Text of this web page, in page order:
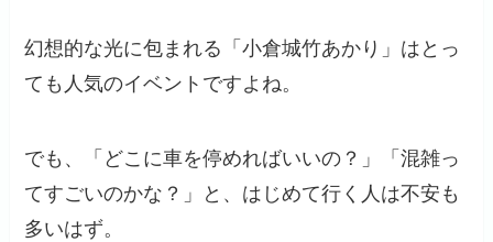
幻想的な光に包まれる「小倉城竹あかり」はとっ
ても人気のイベントですよね。
でも、「どこに車を停めればいいの？」「混雑っ
てすごいのかな？」と、はじめて行く人は不安も
多いはず。